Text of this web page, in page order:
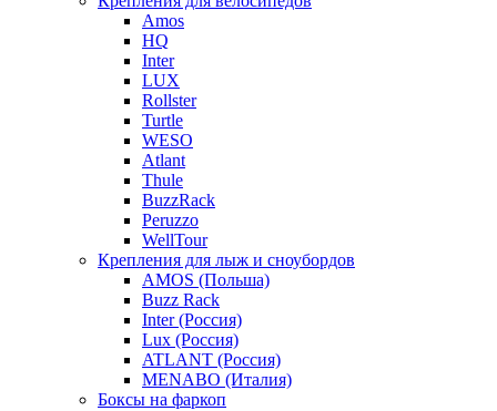
Amos
HQ
Inter
LUX
Rollster
Turtle
WESO
Atlant
Thule
BuzzRack
Peruzzo
WellTour
Крепления для лыж и сноубордов
AMOS (Польша)
Buzz Rack
Inter (Россия)
Lux (Россия)
ATLANT (Россия)
MENABO (Италия)
Боксы на фаркоп